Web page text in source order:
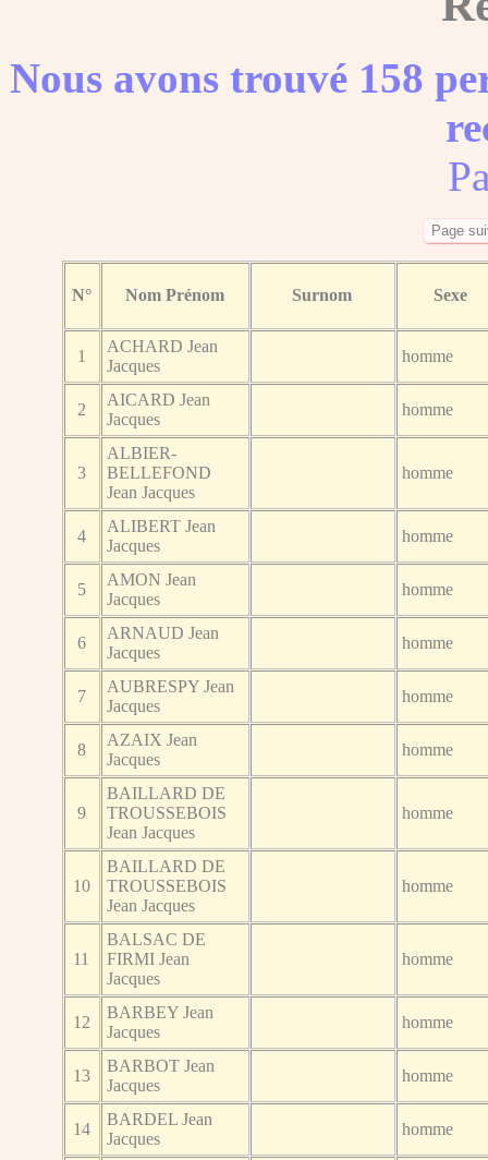
Nous avons trouvé 158
N° Nom Prénom Surnom Sexe
1
ACHARD Jean
Jacques
homme
2
AICARD Jean
Jacques
homme
3
ALBIER-
BELLEFOND
Jean Jacques
homme
4
ALIBERT Jean
Jacques
homme
5
AMON Jean
Jacques
homme
6
ARNAUD Jean
Jacques
homme
7
AUBRESPY Jean
Jacques
homme
8
AZAIX Jean
Jacques
homme
9
BAILLARD DE
TROUSSEBOIS
Jean Jacques
homme
10
BAILLARD DE
TROUSSEBOIS
Jean Jacques
homme
11
BALSAC DE
FIRMI Jean
Jacques
homme
12
BARBEY Jean
Jacques
homme
13
BARBOT Jean
Jacques
homme
14
BARDEL Jean
Jacques
homme